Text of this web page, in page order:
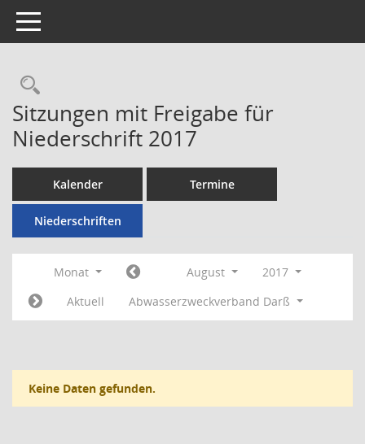
Toggle navigation
Rechercheauswahl
Sitzungen mit Freigabe für
Niederschrift 2017
Kalender Termine
Niederschriften
Monat August
2017
Aktuell
Abwasserzweckverband Darß
Keine Daten gefunden.